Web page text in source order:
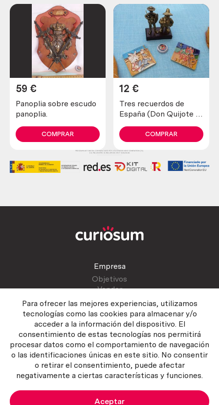
Para ofrecer las mejores experiencias, utilizamos
tecnologías como las cookies para almacenar y/o
acceder a la información del dispositivo. El
consentimiento de estas tecnologías nos permitirá
procesar datos como el comportamiento de navegación
o las identificaciones únicas en este sitio. No consentir
o retirar el consentimiento, puede afectar
negativamente a ciertas características y funciones.
Aceptar
Panoplia sobre escudo
panoplia.
59 €
COMPRAR
Tres recuerdos de
España (Don Quijote e
12 €
COMPRAR
Empresa
Objetivos
Vender
Atención al cliente
Contactar
Manual del vendedor